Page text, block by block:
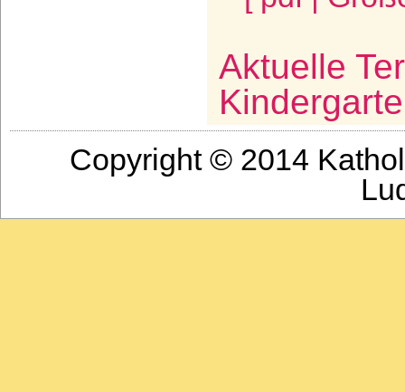
Aktuelle
Copyright © 2014